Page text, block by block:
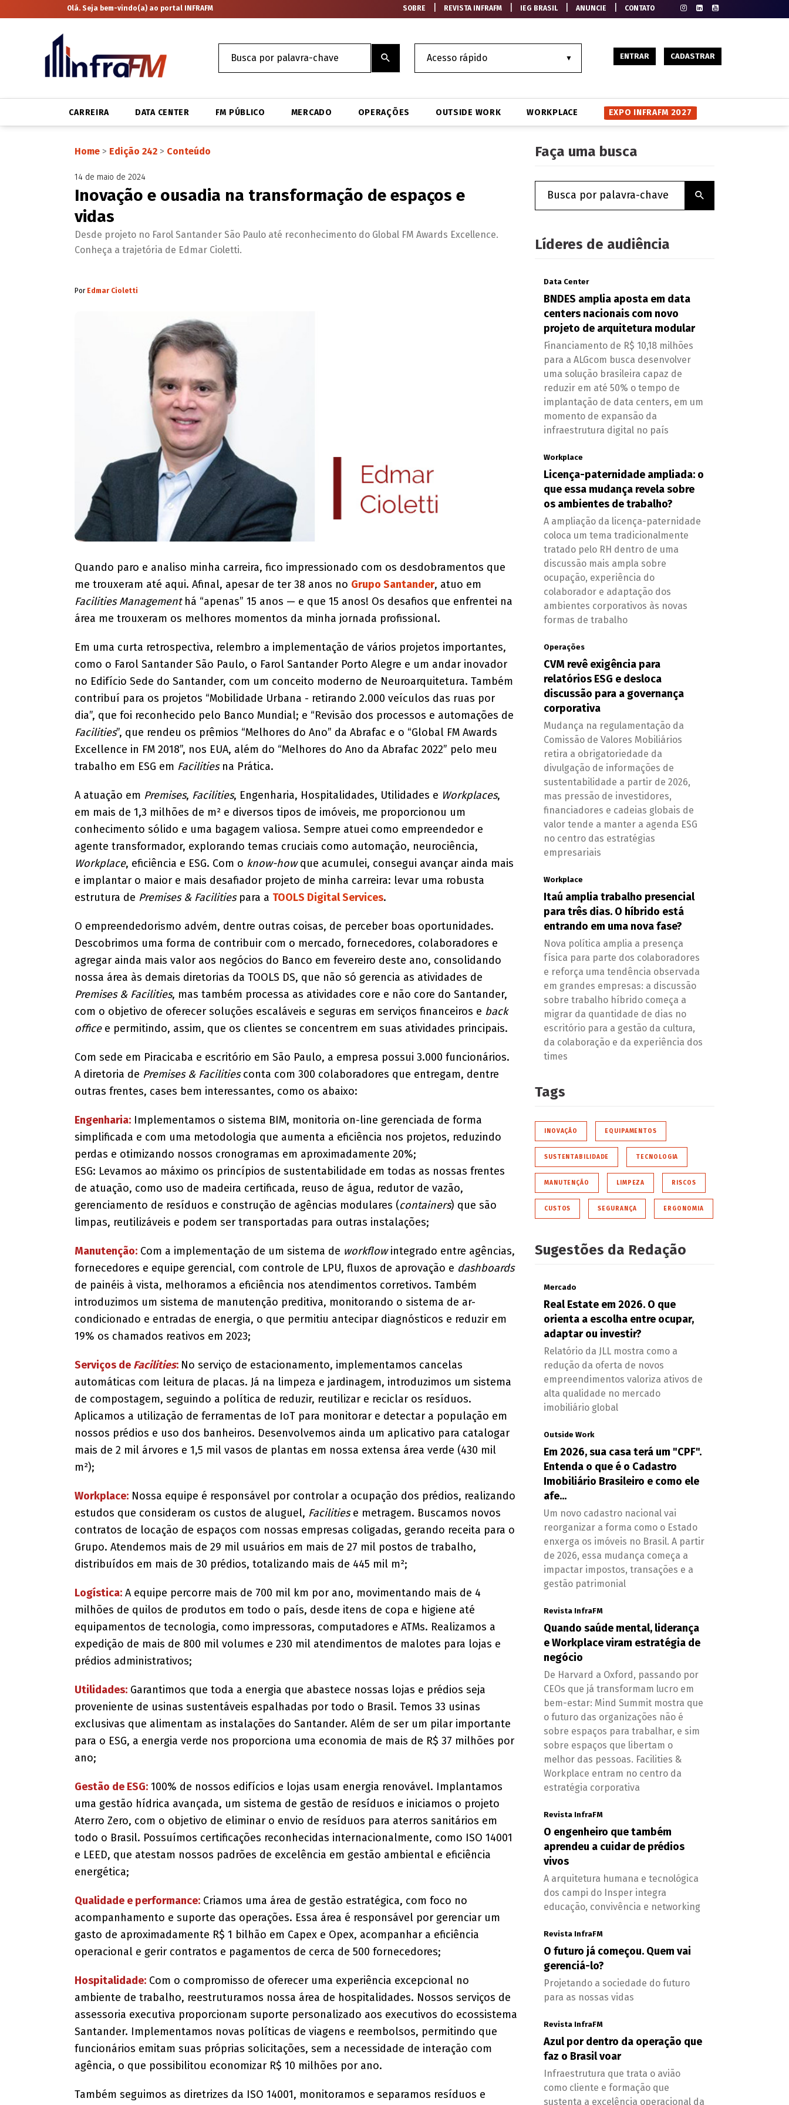
Olá. Seja bem-vindo(a) ao portal INFRAFM SOBRE REVISTA INFRAFM IEG BRASIL|ANUNCIE CONTATO
ENTRAR CADASTRAR
CARREIRA DATA CENTER FM PÚBLICO MERCADO OPERAÇÕES OUTSIDE WORK WORKPLACE EXPO INFRAFM 2027
Home> Edição 242> Conteúdo
14 de maio de 2024
Inovação e ousadia na transformação de espaços e
vidas
Desde projeto no Farol Santander São Paulo até reconhecimento do Global FM Awards Excellence.
Conheça a trajetória de Edmar Cioletti.
Por Edmar Cioletti
Quando paro e analiso minha carreira, fico impressionado com os desdobramentos que
me trouxeram até aqui. Afinal, apesar de ter 38 anos no Grupo Santander, atuo em
Facilities Managementhá “apenas” 15 anos — e que 15 anos! Os desafios que enfrentei na
área me trouxeram os melhores momentos da minha jornada profissional.
Em uma curta retrospectiva, relembro a implementação de vários projetos importantes,
como o Farol Santander São Paulo, o Farol Santander Porto Alegre e um andar inovador
no Edifício Sede do Santander, com um conceito moderno de Neuroarquitetura. Também
contribuí para os projetos “Mobilidade Urbana - retirando 2.000 veículos das ruas por
dia”, que foi reconhecido pelo Banco Mundial; e “Revisão dos processos e automações de
Facilities”, que rendeu os prêmios “Melhores do Ano” da Abrafac e o “Global FM Awards
Excellence in FM 2018”, nos EUA, além do “Melhores do Ano da Abrafac 2022” pelo meu
trabalho em ESG em Facilities na Prática.
A atuação em Premises, Facilities, Engenharia, Hospitalidades, Utilidades e Workplaces,
em mais de 1,3 milhões de m² e diversos tipos de imóveis, me proporcionou um
conhecimento sólido e uma bagagem valiosa. Sempre atuei como empreendedor e
agente transformador, explorando temas cruciais como automação, neurociência,
Workplace, eficiência e ESG. Com o know-howque acumulei, consegui avançar ainda mais
e implantar o maior e mais desafiador projeto de minha carreira: levar uma robusta
estrutura de Premises & Facilitiespara a TOOLS Digital Services.
O empreendedorismo advém, dentre outras coisas, de perceber boas oportunidades.
Descobrimos uma forma de contribuir com o mercado, fornecedores, colaboradores e
agregar ainda mais valor aos negócios do Banco em fevereiro deste ano, consolidando
nossa área às demais diretorias da TOOLS DS, que não só gerencia as atividades de
Premises & Facilities, mas também processa as atividades core e não core do Santander,
com o objetivo de oferecer soluções escaláveis e seguras em serviços financeiros e back
office e permitindo, assim, que os clientes se concentrem em suas atividades principais.
Com sede em Piracicaba e escritório em São Paulo, a empresa possui 3.000 funcionários.
A diretoria de Premises & Facilitiesconta com 300 colaboradores que entregam, dentre
outras frentes, cases bem interessantes, como os abaixo:
Engenharia:Implementamos o sistema BIM, monitoria on-line gerenciada de forma
simplificada e com uma metodologia que aumenta a eficiência nos projetos, reduzindo
perdas e otimizando nossos cronogramas em aproximadamente 20%;
ESG: Levamos ao máximo os princípios de sustentabilidade em todas as nossas frentes
de atuação, como uso de madeira certificada, reuso de água, redutor de vazão,
gerenciamento de resíduos e construção de agências modulares (containers) que são
limpas, reutilizáveis e podem ser transportadas para outras instalações;
Manutenção:Com a implementação de um sistema de workflowintegrado entre agências,
fornecedores e equipe gerencial, com controle de LPU, fluxos de aprovação e dashboards
de painéis à vista, melhoramos a eficiência nos atendimentos corretivos. Também
introduzimos um sistema de manutenção preditiva, monitorando o sistema de ar-
condicionado e entradas de energia, o que permitiu antecipar diagnósticos e reduzir em
19% os chamados reativos em 2023;
Serviços de Facilities: No serviço de estacionamento, implementamos cancelas
automáticas com leitura de placas. Já na limpeza e jardinagem, introduzimos um sistema
de compostagem, seguindo a política de reduzir, reutilizar e reciclar os resíduos.
Aplicamos a utilização de ferramentas de IoT para monitorar e detectar a população em
nossos prédios e uso dos banheiros. Desenvolvemos ainda um aplicativo para catalogar
mais de 2 mil árvores e 1,5 mil vasos de plantas em nossa extensa área verde (430 mil
m²);
Workplace:Nossa equipe é responsável por controlar a ocupação dos prédios, realizando
estudos que consideram os custos de aluguel, Facilitiese metragem. Buscamos novos
contratos de locação de espaços com nossas empresas coligadas, gerando receita para o
Grupo. Atendemos mais de 29 mil usuários em mais de 27 mil postos de trabalho,
distribuídos em mais de 30 prédios, totalizando mais de 445 mil m²;
Logística:A equipe percorre mais de 700 mil km por ano, movimentando mais de 4
milhões de quilos de produtos em todo o país, desde itens de copa e higiene até
equipamentos de tecnologia, como impressoras, computadores e ATMs. Realizamos a
expedição de mais de 800 mil volumes e 230 mil atendimentos de malotes para lojas e
prédios administrativos;
Utilidades:Garantimos que toda a energia que abastece nossas lojas e prédios seja
proveniente de usinas sustentáveis espalhadas por todo o Brasil. Temos 33 usinas
exclusivas que alimentam as instalações do Santander. Além de ser um pilar importante
para o ESG, a energia verde nos proporciona uma economia de mais de R$ 37 milhões por
ano;
Gestão de ESG:100% de nossos edifícios e lojas usam energia renovável. Implantamos
uma gestão hídrica avançada, um sistema de gestão de resíduos e iniciamos o projeto
Aterro Zero, com o objetivo de eliminar o envio de resíduos para aterros sanitários em
todo o Brasil. Possuímos certificações reconhecidas internacionalmente, como ISO 14001
e LEED, que atestam nossos padrões de excelência em gestão ambiental e eficiência
energética;
Qualidade e performance:Criamos uma área de gestão estratégica, com foco no
acompanhamento e suporte das operações. Essa área é responsável por gerenciar um
gasto de aproximadamente R$ 1 bilhão em Capex e Opex, acompanhar a eficiência
operacional e gerir contratos e pagamentos de cerca de 500 fornecedores;
Hospitalidade:Com o compromisso de oferecer uma experiência excepcional no
ambiente de trabalho, reestruturamos nossa área de hospitalidades. Nossos serviços de
assessoria executiva proporcionam suporte personalizado aos executivos do ecossistema
Santander. Implementamos novas políticas de viagens e reembolsos, permitindo que
funcionários emitam suas próprias solicitações, sem a necessidade de interação com
agência, o que possibilitou economizar R$ 10 milhões por ano.
Também seguimos as diretrizes da ISO 14001, monitoramos e separamos resíduos e
Faça uma busca
Líderes de audiência
Data Center
BNDES amplia aposta em data
centers nacionais com novo
projeto de arquitetura modular
Financiamento de R$ 10,18 milhões
para a ALGcom busca desenvolver
uma solução brasileira capaz de
reduzir em até 50% o tempo de
implantação de data centers, em um
momento de expansão da
infraestrutura digital no país
Workplace
Licença-paternidade ampliada: o
que essa mudança revela sobre
os ambientes de trabalho?
A ampliação da licença-paternidade
coloca um tema tradicionalmente
tratado pelo RH dentro de uma
discussão mais ampla sobre
ocupação, experiência do
colaborador e adaptação dos
ambientes corporativos às novas
formas de trabalho
Operações
CVM revê exigência para
relatórios ESG e desloca
discussão para a governança
corporativa
Mudança na regulamentação da
Comissão de Valores Mobiliários
retira a obrigatoriedade da
divulgação de informações de
sustentabilidade a partir de 2026,
mas pressão de investidores,
financiadores e cadeias globais de
valor tende a manter a agenda ESG
no centro das estratégias
empresariais
Workplace
Itaú amplia trabalho presencial
para três dias. O híbrido está
entrando em uma nova fase?
Nova política amplia a presença
física para parte dos colaboradores
e reforça uma tendência observada
em grandes empresas: a discussão
sobre trabalho híbrido começa a
migrar da quantidade de dias no
escritório para a gestão da cultura,
da colaboração e da experiência dos
times
Tags
INOVAÇÃO EQUIPAMENTOS
SUSTENTABILIDADE TECNOLOGIA
MANUTENÇÃO LIMPEZA RISCOS
CUSTOS SEGURANÇA ERGONOMIA
Sugestões da Redação
Mercado
Real Estate em 2026. O que
orienta a escolha entre ocupar,
adaptar ou investir?
Relatório da JLL mostra como a
redução da oferta de novos
empreendimentos valoriza ativos de
alta qualidade no mercado
imobiliário global
Outside Work
Em 2026, sua casa terá um "CPF".
Entenda o que é o Cadastro
Imobiliário Brasileiro e como ele
afe...
Um novo cadastro nacional vai
reorganizar a forma como o Estado
enxerga os imóveis no Brasil. A partir
de 2026, essa mudança começa a
impactar impostos, transações e a
gestão patrimonial
Revista InfraFM
Quando saúde mental, liderança
e Workplace viram estratégia de
negócio
De Harvard a Oxford, passando por
CEOs que já transformam lucro em
bem-estar: Mind Summit mostra que
o futuro das organizações não é
sobre espaços para trabalhar, e sim
sobre espaços que libertam o
melhor das pessoas. Facilities &
Workplace entram no centro da
estratégia corporativa
Revista InfraFM
O engenheiro que também
aprendeu a cuidar de prédios
vivos
A arquitetura humana e tecnológica
dos campi do Insper integra
educação, convivência e networking
Revista InfraFM
O futuro já começou. Quem vai
gerenciá-lo?
Projetando a sociedade do futuro
para as nossas vidas
Revista InfraFM
Azul por dentro da operação que
faz o Brasil voar
Infraestrutura que trata o avião
como cliente e formação que
sustenta a excelência operacional da